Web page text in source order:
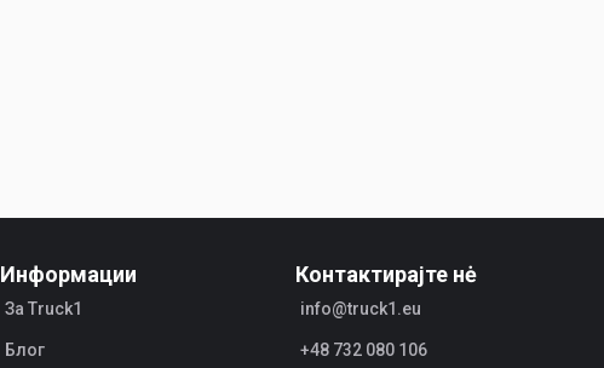
Информации
За Truck1
Блог
Контактирајте нė
info@truck1.eu
+48 732 080 106